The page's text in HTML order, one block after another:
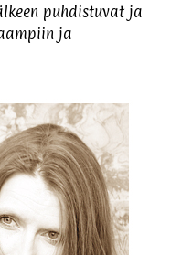
puhdistuvat ja
ja